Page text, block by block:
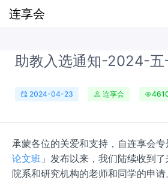
连享会
助教入选通知-2024-五
2024-04-23 连享会
承蒙各位的关爱和支持，自连享会专
论文班 」发布以来，我们陆续收到
院系和研究机构的老师和同学的申